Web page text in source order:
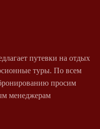
путевки на отдых
туры. По всем
просим
менеджерам